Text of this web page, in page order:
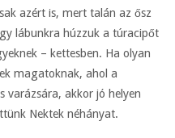
azért is, mert talán az ősz
lábunkra húzzuk a túracipőt
– kettesben. Ha olyan
magatoknak, ahol a
varázsára, akkor jó helyen
Nektek néhányat.